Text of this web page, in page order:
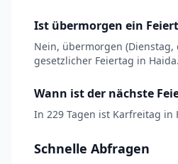
Ist übermorgen ein
Nein, übermorgen (Dienstag,
gesetzlicher Feiertag in Haida.
Wann ist der nächste
In 229 Tagen ist Karfreitag in
Schnelle Abfragen